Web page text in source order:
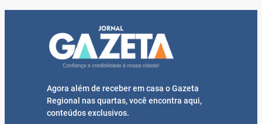
Agora além de receber em casa o Gazeta
Regional nas quartas, você encontra aqui,
conteúdos exclusivos.